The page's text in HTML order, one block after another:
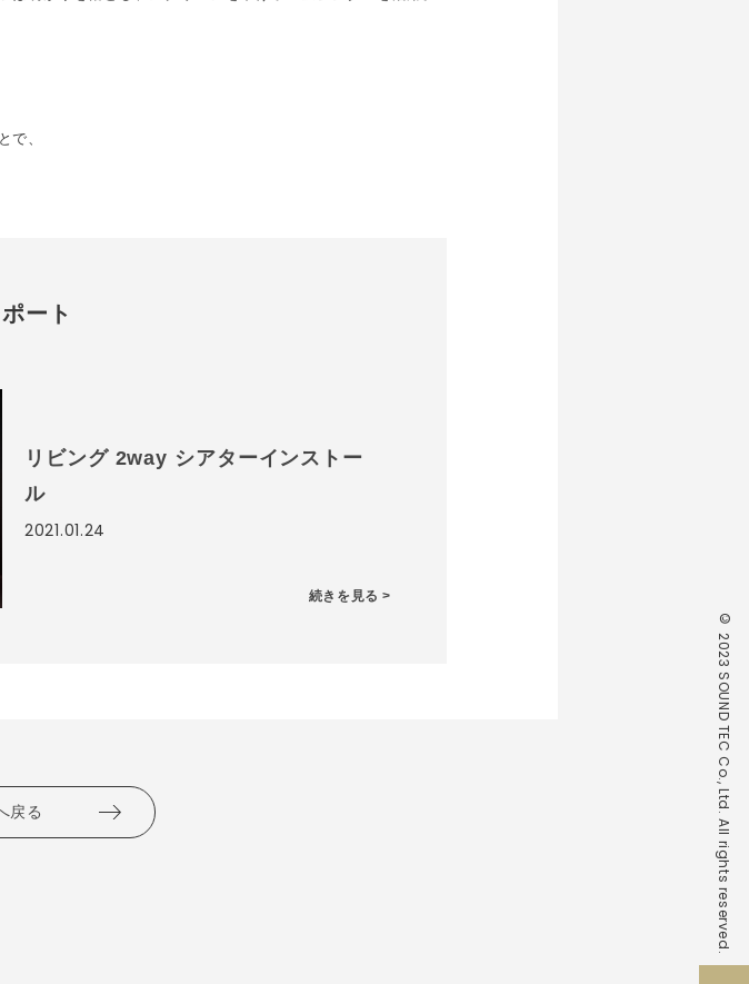
で、
ート
リビング 2way シアターインストー
ル
2021.01.24
続きを見る >
戻る © 2023 SOUND TEC Co., Ltd. All rights reserved.